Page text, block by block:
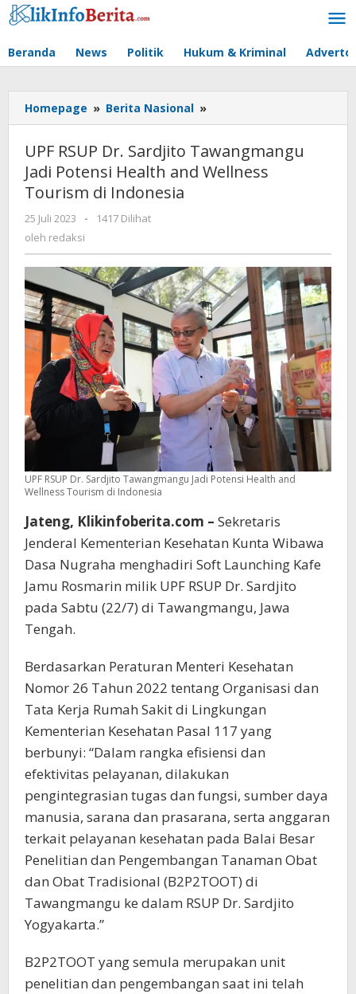
Lewati
ke
Beranda News Politik Hukum & Kriminal
Homepage » Berita Nasional »
RSUP
Sardjito
Tawangmangu
Wellness
Tourism
di
Indonesia
UPF RSUP Dr. Sardjito Tawangmangu
Jadi Potensi Health and Wellness
Tourism di Indonesia
25 Juli 2023
oleh
redaksi
-
1417 Dilihat
oleh redaksi
UPF RSUP Dr. Sardjito Tawangmangu Jadi Potensi Health and
Wellness Tourism di Indonesia
Jateng, Klikinfoberita.com – Sekretaris
Jenderal Kementerian Kesehatan Kunta Wibawa
Dasa Nugraha menghadiri Soft Launching Kafe
Jamu Rosmarin milik UPF RSUP Dr. Sardjito
pada Sabtu (22/7) di Tawangmangu, Jawa
Tengah.
Berdasarkan Peraturan Menteri Kesehatan
Nomor 26 Tahun 2022 tentang Organisasi dan
Tata Kerja Rumah Sakit di Lingkungan
Kementerian Kesehatan Pasal 117 yang
berbunyi: “Dalam rangka efisiensi dan
efektivitas pelayanan, dilakukan
pengintegrasian tugas dan fungsi, sumber daya
manusia, sarana dan prasarana, serta anggaran
terkait pelayanan kesehatan pada Balai Besar
Penelitian dan Pengembangan Tanaman Obat
dan Obat Tradisional (B2P2TOOT) di
Tawangmangu ke dalam RSUP Dr. Sardjito
Yogyakarta.”
B2P2TOOT yang semula merupakan unit
penelitian dan pengembangan saat ini telah